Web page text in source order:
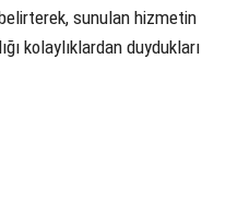
sunulan hizmetin
kolaylıklardan duydukları